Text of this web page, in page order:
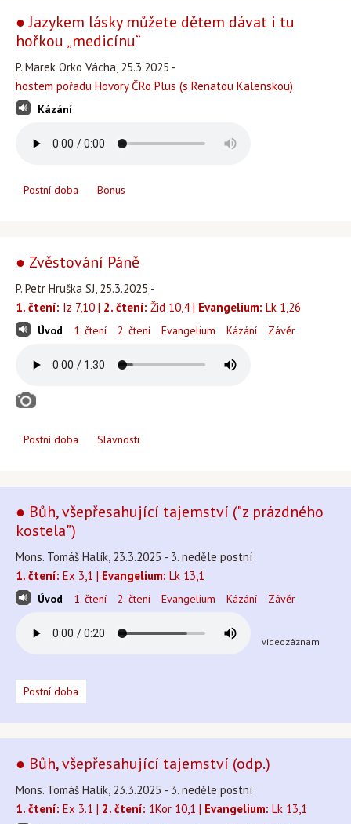
● Jazykem lásky můžete dětem dávat i tu
hořkou „medicínu“
P. Marek Orko Vácha, 25.3.2025 -
hostem pořadu Hovory ČRo Plus (s Renatou Kalenskou)
Kázání
Postní doba Bonus
● Zvěstování Páně
P. Petr Hruška SJ, 25.3.2025 -
1. čtení: Iz 7,10 | 2. čtení: Žid 10,4 | Evangelium: Lk 1,26
Úvod 1. čtení 2. čtení Evangelium Kázání Závěr
Postní doba Slavnosti
● Bůh, všepřesahující tajemství ("z prázdného
kostela")
Mons. Tomáš Halík, 23.3.2025 - 3. neděle postní
1. čtení: Ex 3,1 | Evangelium: Lk 13,1
Úvod 1. čtení 2. čtení Evangelium Kázání Závěr
videozáznam
Postní doba
● Bůh, všepřesahující tajemství (odp.)
Mons. Tomáš Halík, 23.3.2025 - 3. neděle postní
1. čtení: Ex 3.1 | 2. čtení: 1Kor 10,1 | Evangelium: Lk 13,1